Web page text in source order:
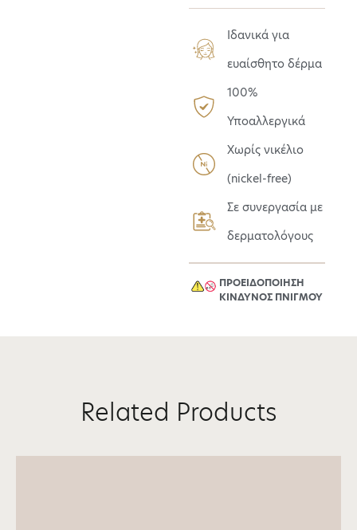
Ιδανικά για
ευαίσθητο δέρμα
100%
Υποαλλεργικά
Χωρίς νικέλιο
(nickel-free)
Σε συνεργασία με
δερματολόγους
ΠΡΟΕΙΔΟΠΟΙΗΣΗ
ΚΙΝΔΥΝΟΣ ΠΝΙΓΜΟΥ​
Related Products